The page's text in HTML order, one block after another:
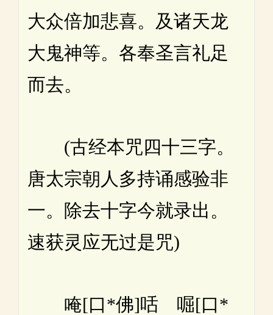
大众倍加悲喜。及诸天龙
大鬼神等。各奉圣言礼足
而去。
(古经本咒四十三字。
唐太宗朝人多持诵感验非
一。除去十字今就录出。
速获灵应无过是咒)
唵[口*佛]咶 啒[口*